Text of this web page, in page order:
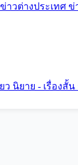
ข่าวต่างประเทศ ข่
ว นิยาย - เรื่องสั้น